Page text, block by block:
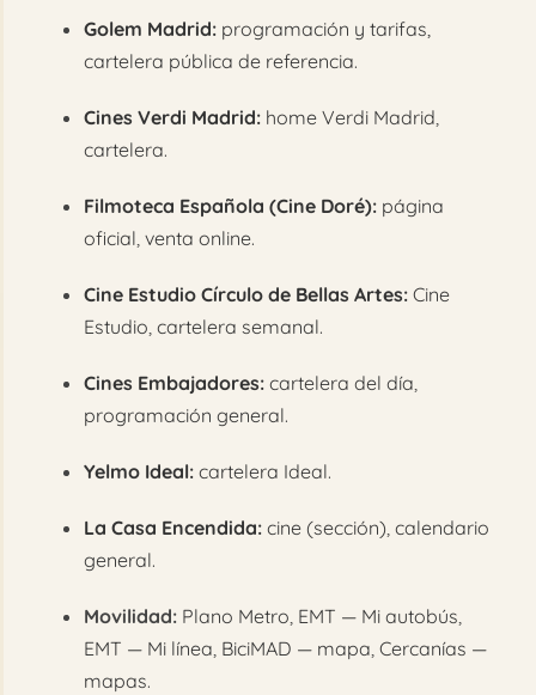
Golem Madrid:programación y tarifas,
cartelera pública de referencia.
Cines Verdi Madrid:home Verdi Madrid,
cartelera.
Filmoteca Española (Cine Doré):página
oficial, venta online.
Cine Estudio Círculo de Bellas Artes:Cine
Estudio, cartelera semanal.
Cines Embajadores:cartelera del día,
programación general.
Yelmo Ideal:cartelera Ideal.
La Casa Encendida:cine (sección), calendario
general.
Movilidad: Plano Metro, EMT — Mi autobús,
EMT — Mi línea, BiciMAD — mapa, Cercanías —
mapas.